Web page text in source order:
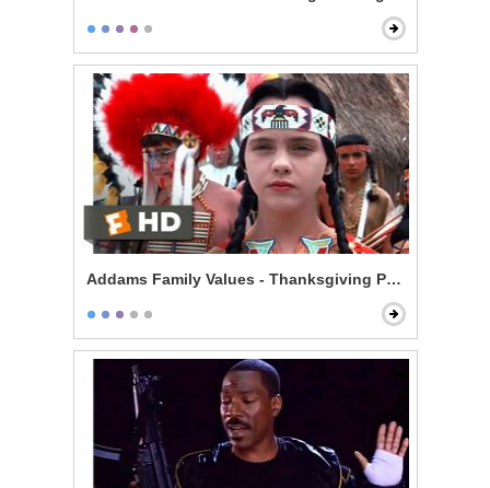
Addams Family Values - Thanksgiving Play